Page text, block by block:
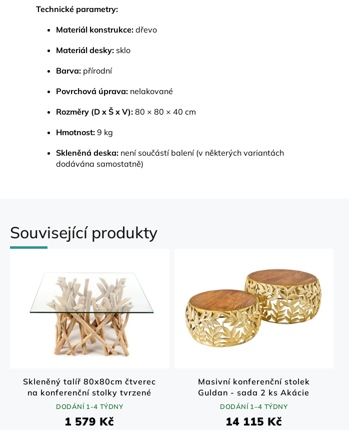
Související produkty
Skleněný talíř 80x80cm čtverec
na konferenční stolky tvrzené
sklo
DODÁNÍ 1-4 TÝDNY
1 579 Kč
Masivní konferenční stolek
Guldan - sada 2 ks Akácie
70x70 cm
DODÁNÍ 1–4 TÝDNY
14 115 Kč
Technické parametry:
Materiál konstrukce: dřevo
Materiál desky: sklo
Barva: přírodní
Povrchová úprava: nelakované
Rozměry (D x Š x V): 80 × 80 × 40 cm
Hmotnost: 9 kg
Skleněná deska: není součástí balení (v některých variantách
dodávána samostatně)